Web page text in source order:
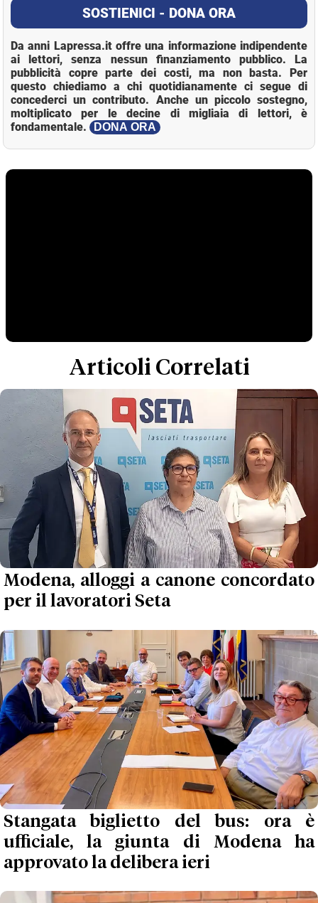
SOSTIENICI - DONA ORA
Da anni Lapressa.it offre una informazione indipendente
ai lettori, senza nessun finanziamento pubblico. La
pubblicità copre parte dei costi, ma non basta. Per
questo chiediamo a chi quotidianamente ci segue di
concederci un contributo. Anche un piccolo sostegno,
moltiplicato per le decine di migliaia di lettori, è
fondamentale.
DONA ORA
Articoli Correlati
Modena, alloggi a canone concordato
per il lavoratori Seta
Stangata biglietto del bus: ora è
ufficiale, la giunta di Modena ha
approvato la delibera ieri